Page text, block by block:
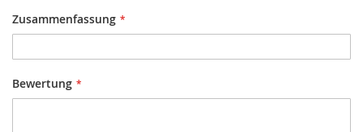
Zusammenfassung
Bewertung